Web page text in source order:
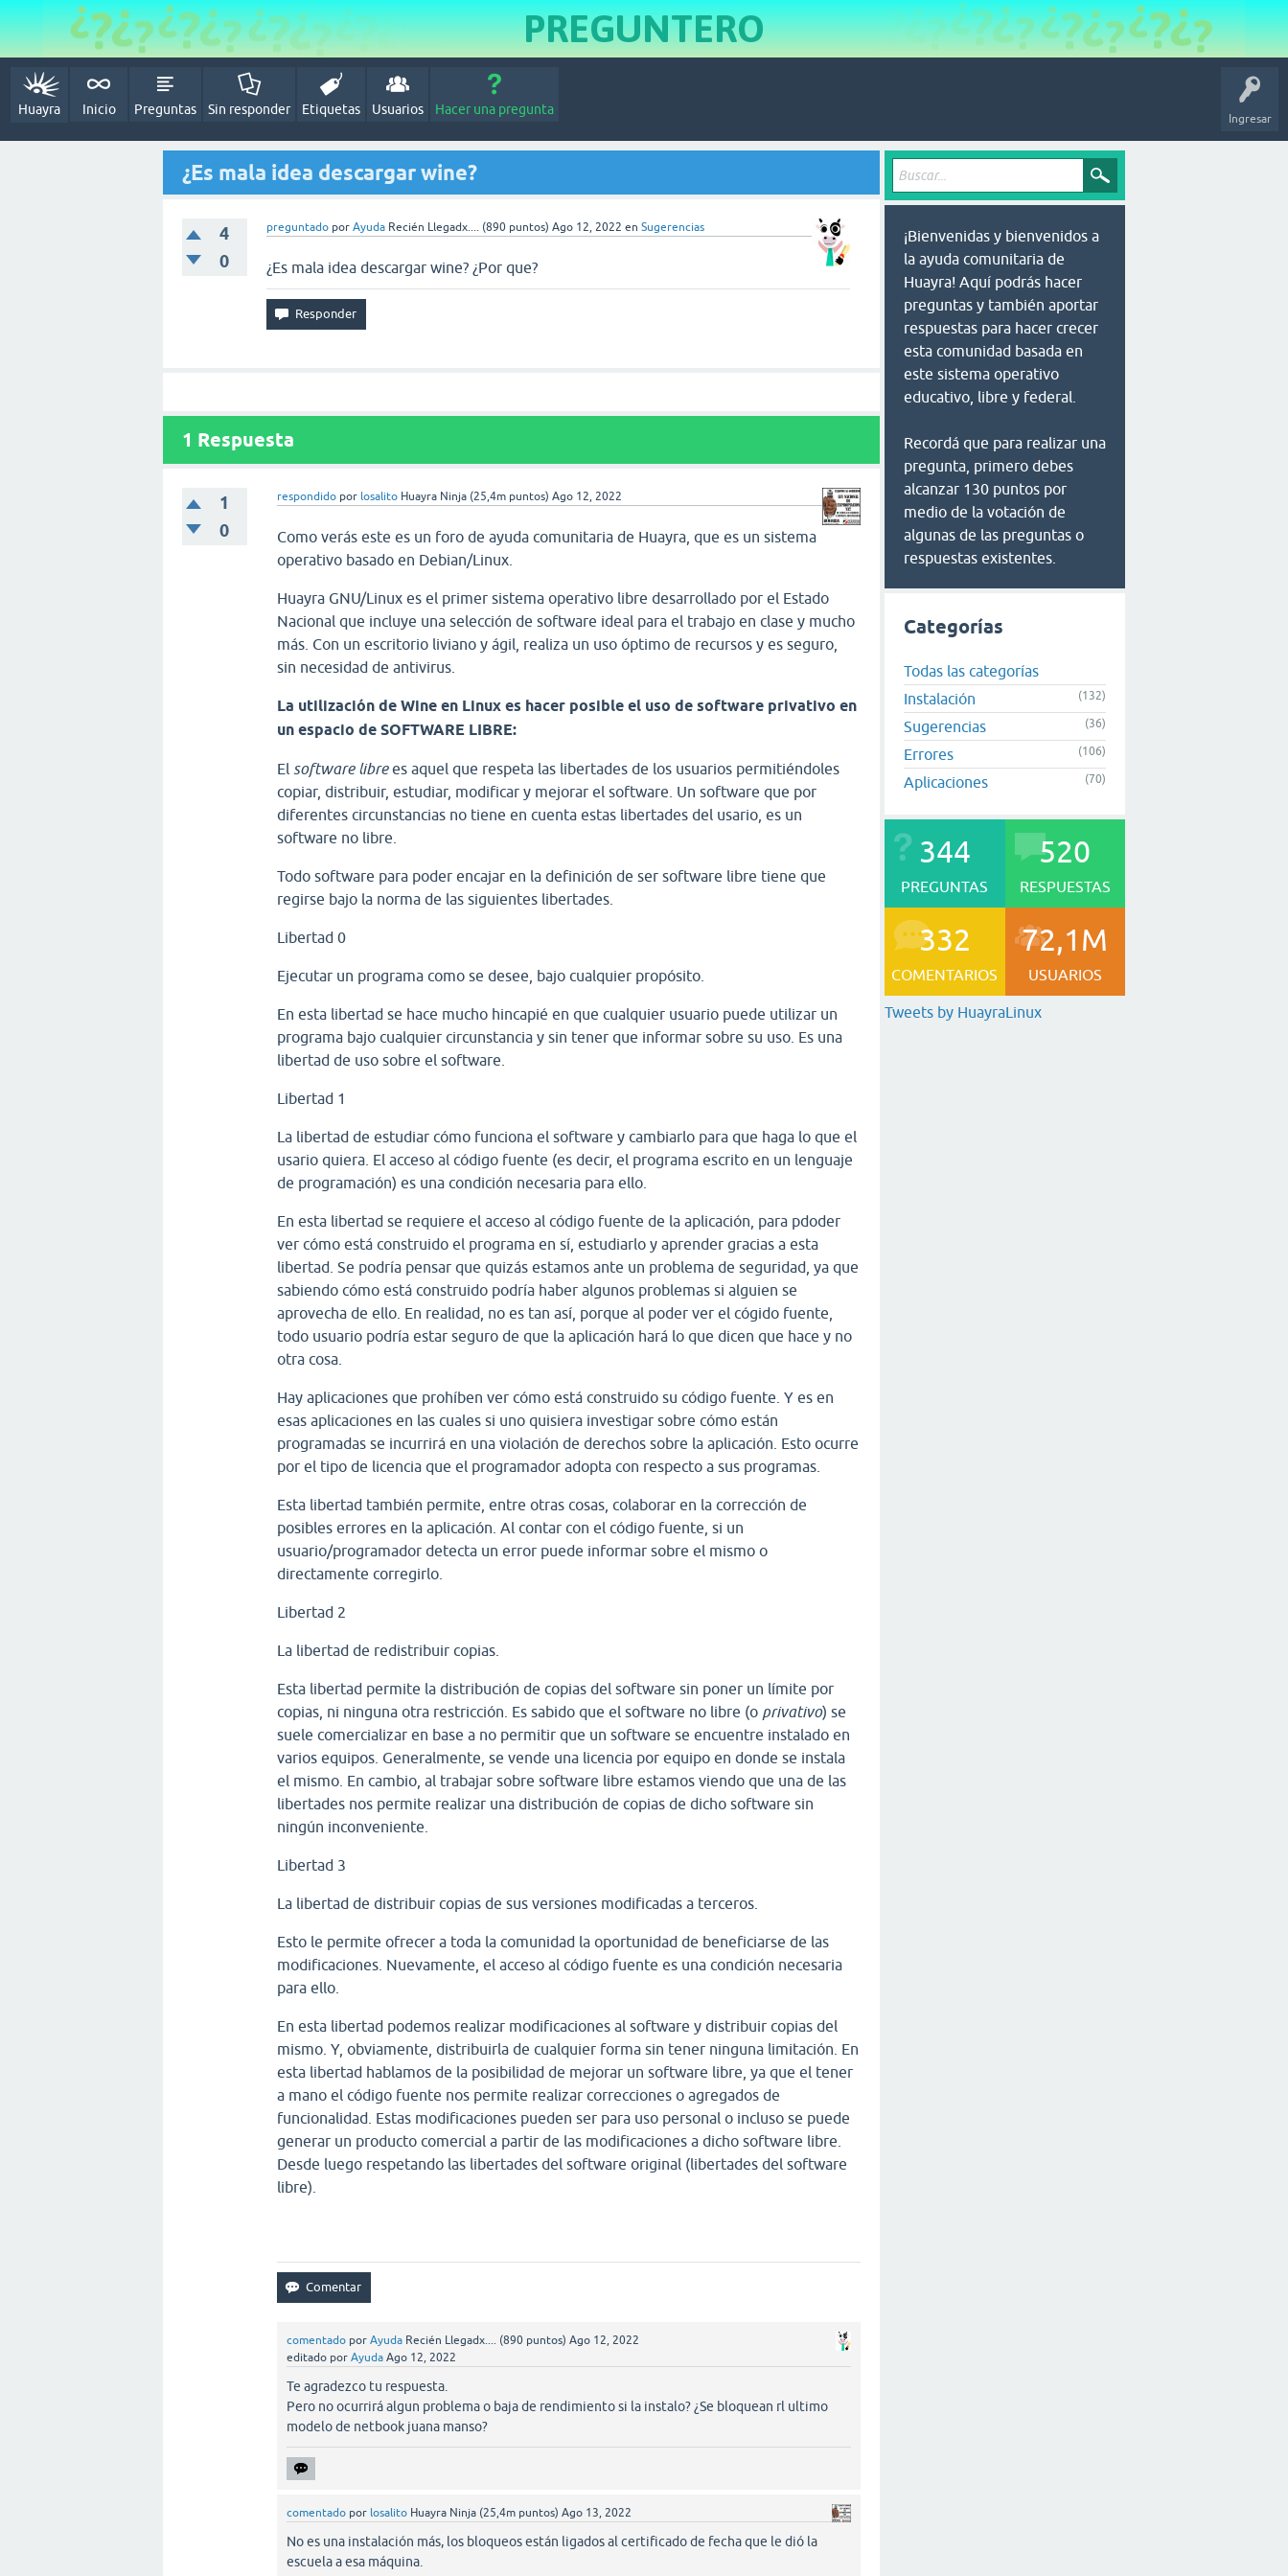
PREGUNTERO
Ingresar
Huayra Inicio Preguntas Sin responder Etiquetas Usuarios Hacer una pregunta
¿Es mala idea descargar wine?
4
0
preguntado por Ayuda Recién Llegadx.... (890 puntos) Ago 12, 2022 en Sugerencias
¿Es mala idea descargar wine? ¿Por que?
1 Respuesta
1
0
respondido por losalito Huayra Ninja (25,4m puntos) Ago 12, 2022
Como verás este es un foro de ayuda comunitaria de Huayra, que es un sistema
operativo basado en Debian/Linux.
Huayra GNU/Linux es el primer sistema operativo libre desarrollado por el Estado
Nacional que incluye una selección de software ideal para el trabajo en clase y mucho
más. Con un escritorio liviano y ágil, realiza un uso óptimo de recursos y es seguro,
sin necesidad de antivirus.
La utilización de Wine en Linux es hacer posible el uso de software privativo en
un espacio de SOFTWARE LIBRE:
El software librees aquel que respeta las libertades de los usuarios permitiéndoles
copiar, distribuir, estudiar, modificar y mejorar el software. Un software que por
diferentes circunstancias no tiene en cuenta estas libertades del usario, es un
software no libre.
Todo software para poder encajar en la definición de ser software libre tiene que
regirse bajo la norma de las siguientes libertades.
Libertad 0
Ejecutar un programa como se desee, bajo cualquier propósito.
En esta libertad se hace mucho hincapié en que cualquier usuario puede utilizar un
programa bajo cualquier circunstancia y sin tener que informar sobre su uso. Es una
libertad de uso sobre el software.
Libertad 1
La libertad de estudiar cómo funciona el software y cambiarlo para que haga lo que el
usario quiera. El acceso al código fuente (es decir, el programa escrito en un lenguaje
de programación) es una condición necesaria para ello.
En esta libertad se requiere el acceso al código fuente de la aplicación, para pdoder
ver cómo está construido el programa en sí, estudiarlo y aprender gracias a esta
libertad. Se podría pensar que quizás estamos ante un problema de seguridad, ya que
sabiendo cómo está construido podría haber algunos problemas si alguien se
aprovecha de ello. En realidad, no es tan así, porque al poder ver el cógido fuente,
todo usuario podría estar seguro de que la aplicación hará lo que dicen que hace y no
otra cosa.
Hay aplicaciones que prohíben ver cómo está construido su código fuente. Y es en
esas aplicaciones en las cuales si uno quisiera investigar sobre cómo están
programadas se incurrirá en una violación de derechos sobre la aplicación. Esto ocurre
por el tipo de licencia que el programador adopta con respecto a sus programas.
Esta libertad también permite, entre otras cosas, colaborar en la corrección de
posibles errores en la aplicación. Al contar con el código fuente, si un
usuario/programador detecta un error puede informar sobre el mismo o
directamente corregirlo.
Libertad 2
La libertad de redistribuir copias.
Esta libertad permite la distribución de copias del software sin poner un límite por
copias, ni ninguna otra restricción. Es sabido que el software no libre (o privativo) se
suele comercializar en base a no permitir que un software se encuentre instalado en
varios equipos. Generalmente, se vende una licencia por equipo en donde se instala
el mismo. En cambio, al trabajar sobre software libre estamos viendo que una de las
libertades nos permite realizar una distribución de copias de dicho software sin
ningún inconveniente.
Libertad 3
La libertad de distribuir copias de sus versiones modificadas a terceros.
Esto le permite ofrecer a toda la comunidad la oportunidad de beneficiarse de las
modificaciones. Nuevamente, el acceso al código fuente es una condición necesaria
para ello.
En esta libertad podemos realizar modificaciones al software y distribuir copias del
mismo. Y, obviamente, distribuirla de cualquier forma sin tener ninguna limitación. En
esta libertad hablamos de la posibilidad de mejorar un software libre, ya que el tener
a mano el código fuente nos permite realizar correcciones o agregados de
funcionalidad. Estas modificaciones pueden ser para uso personal o incluso se puede
generar un producto comercial a partir de las modificaciones a dicho software libre.
Desde luego respetando las libertades del software original (libertades del software
libre).
comentado porAyuda Recién Llegadx.... (890 puntos) Ago 12, 2022
editado porAyuda Ago 12, 2022
Te agradezco tu respuesta.
Pero no ocurrirá algun problema o baja de rendimiento si la instalo? ¿Se bloquean rl ultimo
modelo de netbook juana manso?
comentado por losalito Huayra Ninja (25,4m puntos) Ago 13, 2022
No es una instalación más, los bloqueos están ligados al certificado de fecha que le dió la
escuela a esa máquina.
¡Bienvenidas y bienvenidos a
la ayuda comunitaria de
Huayra! Aquí podrás hacer
preguntas y también aportar
respuestas para hacer crecer
esta comunidad basada en
este sistema operativo
educativo, libre y federal.
Recordá que para realizar una
pregunta, primero debes
alcanzar 130 puntos por
medio de la votación de
algunas de las preguntas o
respuestas existentes.
Categorías
Todas las categorías
Instalación
(132)
Sugerencias (36)
Errores (106)
Aplicaciones (70)
344
PREGUNTAS
520
RESPUESTAS
332
COMENTARIOS
72,1M
USUARIOS
Tweets by HuayraLinux